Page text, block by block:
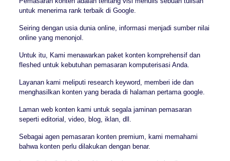
untuk menerima rank terbaik di Google.
Seiring dengan usia dunia online, informasi menjadi sumber nilai
online yang menonjol.
Untuk itu, Kami menawarkan paket konten komprehensif dan
fleshed untuk kebutuhan pemasaran komputerisasi Anda.
Layanan kami meliputi research keyword, memberi ide dan
menghasilkan konten yang berada di halaman pertama google.
Laman web konten kami untuk segala jaminan pemasaran
seperti editorial, video, blog, iklan, dll.
Sebagai agen pemasaran konten premium, kami memahami
bahwa konten perlu dilakukan dengan benar.